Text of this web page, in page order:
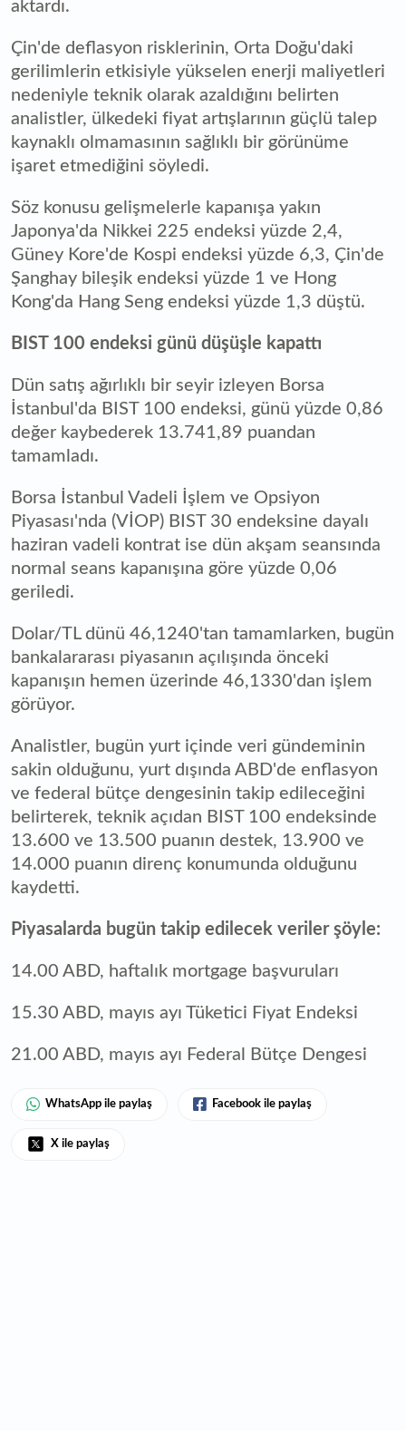
aktardı.
Çin'de deflasyon risklerinin, Orta Doğu'daki
gerilimlerin etkisiyle yükselen enerji maliyetleri
nedeniyle teknik olarak azaldığını belirten
analistler, ülkedeki fiyat artışlarının güçlü talep
kaynaklı olmamasının sağlıklı bir görünüme
işaret etmediğini söyledi.
Söz konusu gelişmelerle kapanışa yakın
Japonya'da Nikkei 225 endeksi yüzde 2,4,
Güney Kore'de Kospi endeksi yüzde 6,3, Çin'de
Şanghay bileşik endeksi yüzde 1 ve Hong
Kong'da Hang Seng endeksi yüzde 1,3 düştü.
BIST 100 endeksi günü düşüşle kapattı
Dün satış ağırlıklı bir seyir izleyen Borsa
İstanbul'da BIST 100 endeksi, günü yüzde 0,86
değer kaybederek 13.741,89 puandan
tamamladı.
Borsa İstanbul Vadeli İşlem ve Opsiyon
Piyasası'nda (VİOP) BIST 30 endeksine dayalı
haziran vadeli kontrat ise dün akşam seansında
normal seans kapanışına göre yüzde 0,06
geriledi.
Dolar/TL dünü 46,1240'tan tamamlarken, bugün
bankalararası piyasanın açılışında önceki
kapanışın hemen üzerinde 46,1330'dan işlem
görüyor.
Analistler, bugün yurt içinde veri gündeminin
sakin olduğunu, yurt dışında ABD'de enflasyon
ve federal bütçe dengesinin takip edileceğini
belirterek, teknik açıdan BIST 100 endeksinde
13.600 ve 13.500 puanın destek, 13.900 ve
14.000 puanın direnç konumunda olduğunu
kaydetti.
Piyasalarda bugün takip edilecek veriler şöyle:
14.00 ABD, haftalık mortgage başvuruları
15.30 ABD, mayıs ayı Tüketici Fiyat Endeksi
21.00 ABD, mayıs ayı Federal Bütçe Dengesi
WhatsApp ile paylaş Facebook ile paylaş
X ile paylaş